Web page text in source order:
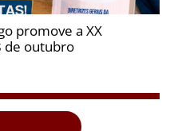
promove a XX
de outubro